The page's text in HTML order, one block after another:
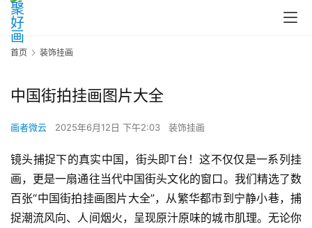
首页 装饰挂画
中国街拍挂画图片大全
画者微云 2025年6月12日 下午2:03 装饰挂画
镜头捕捉下的真实中国，街头即T台！这不仅仅是一系列挂
画，更是一扇通往当代中国街头文化的窗口。我们精选了数
百张“中国街拍挂画图片大全”，从繁华都市到宁静小巷，捕
捉潮流风向、人间烟火，呈现原汁原味的城市肌理。无论你